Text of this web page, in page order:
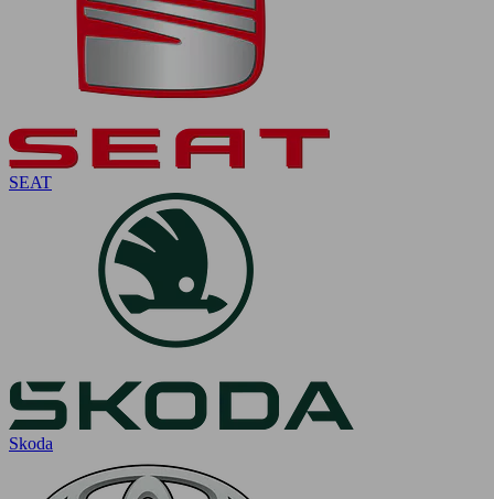
SEAT
Skoda